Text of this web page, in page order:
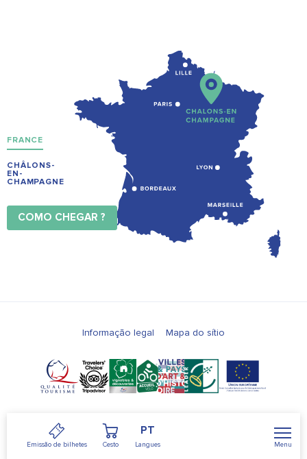
Menu
PT
Emissão de bilhetes Cesto
FRANCE
CHÂLONS-
EN-
CHAMPAGNE
COMO CHEGAR ?
Informação legal Mapa do sítio